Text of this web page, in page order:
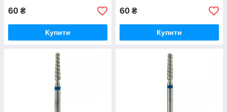
60 ₴
Купити
60 ₴
Купити